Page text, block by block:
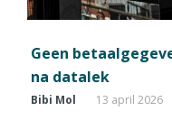
Geen
na datalek
Bibi Mol 13 april 2026